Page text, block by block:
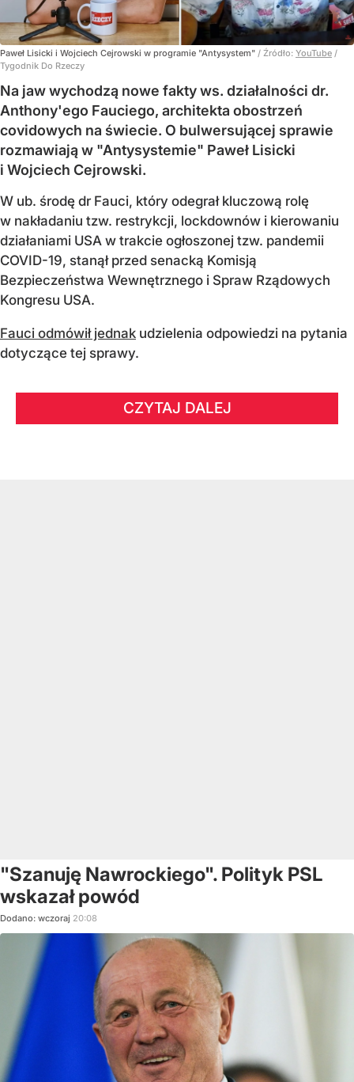
Paweł Lisicki i Wojciech Cejrowski w programie "Antysystem" / Źródło: YouTube /
Tygodnik Do Rzeczy
Na jaw wychodzą nowe fakty ws. działalności dr.
Anthony'ego Fauciego, architekta obostrzeń
covidowych na świecie. O bulwersującej sprawie
rozmawiają w "Antysystemie" Paweł Lisicki
i Wojciech Cejrowski.
W ub. środę dr Fauci, który odegrał kluczową rolę
w nakładaniu tzw. restrykcji, lockdownów i kierowaniu
działaniami USA w trakcie ogłoszonej tzw. pandemii
COVID-19, stanął przed senacką Komisją
Bezpieczeństwa Wewnętrznego i Spraw Rządowych
Kongresu USA.
Fauci odmówił jednak udzielenia odpowiedzi na pytania
dotyczące tej sprawy.
CZYTAJ DALEJ
"Szanuję Nawrockiego". Polityk PSL
wskazał powód
Dodano: wczoraj 20:08